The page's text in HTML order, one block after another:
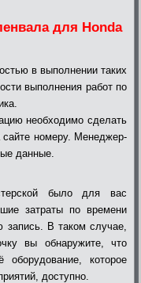
для Honda
в выполнении таких
выполнения работ по
необходимо сделать
сайте номеру. Менеджер-
данные.
было для вас
затраты по времени
запись. В таком случае,
вы обнаружите, что
которое
доступно.